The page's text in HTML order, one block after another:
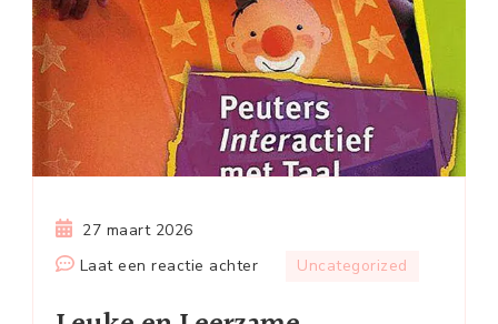
27 maart 2026
Laat een reactie achterop
Uncategorized